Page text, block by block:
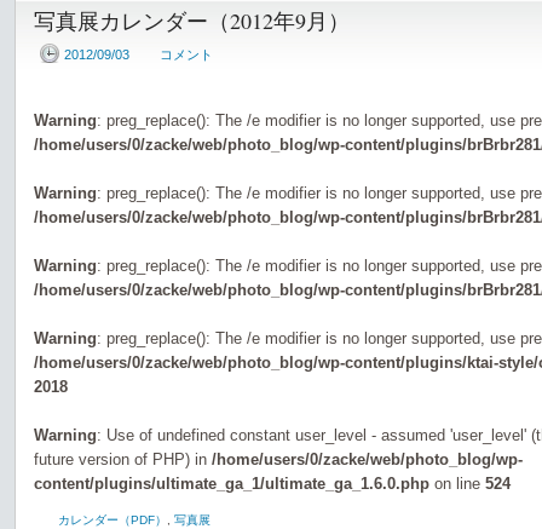
写真展カレンダー（2012年9月）
2012/09/03 コメント
Warning: preg_replace(): The /e modifier is no longer supported, use
/home/users/0/zacke/web/photo_blog/wp-content/plugins/
Warning: preg_replace(): The /e modifier is no longer supported, use
/home/users/0/zacke/web/photo_blog/wp-content/plugins/
Warning: preg_replace(): The /e modifier is no longer supported, use
/home/users/0/zacke/web/photo_blog/wp-content/plugins/
Warning: preg_replace(): The /e modifier is no longer supported, use
/home/users/0/zacke/web/photo_blog/wp-content/plugins/ktai-
2018
Warning: Use of undefined constant user_level - assumed 'user_level'
future version of PHP) in /home/users/0/zacke/web/photo_blog/wp-
content/plugins/ultimate_ga_1/ultimate_ga_1.6.0.php on line 524
カレンダー（PDF） 写真展